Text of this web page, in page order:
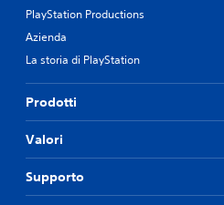
PlayStation Productions
Azienda
La storia di PlayStation
Prodotti
Valori
Supporto